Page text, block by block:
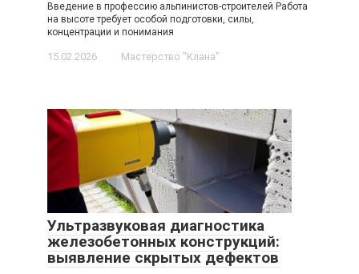
Введение в профессию альпинистов-строителей Работа
на высоте требует особой подготовки, силы,
концентрации и понимания
15.02.2026 Мастерство "Клана"
Ультразвуковая диагностика
железобетонных конструкций:
выявление скрытых дефектов